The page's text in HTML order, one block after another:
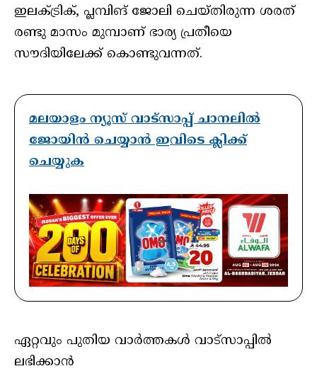
ഇലക്ട്രിക്, പ്ലമ്പിങ് ജോലി ചെയ്തിരുന്ന ശരത്
രണ്ടു മാസം മുമ്പാണ് ഭാര്യ പ്രതീയെ
സൗദിയിലേക്ക് കൊണ്ടുവന്നത്.
മലയാളം ന്യൂസ് വാട്സാപ്പ് ചാനലിൽ
ജോയിൻ ചെയ്യാൻ ഇവിടെ ക്ലിക്ക്
ചെയ്യുക
ഏറ്റവും പുതിയ വാർത്തകൾ വാട്സാപ്പിൽ
ലഭിക്കാൻ